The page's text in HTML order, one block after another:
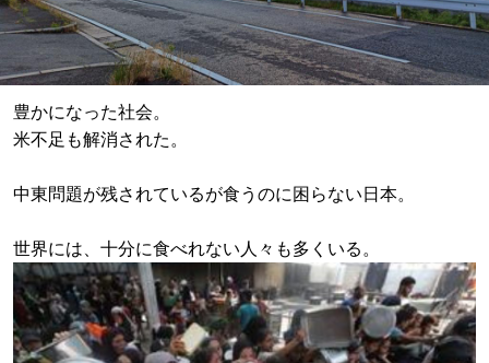
豊かになった社会。
米不足も解消された。
中東問題が残されているが食うのに困らない日本。
世界には、十分に食べれない人々も多くいる。